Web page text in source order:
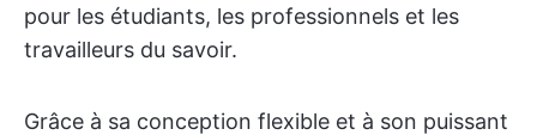
pour les étudiants, les professionnels et les
travailleurs du savoir.
Grâce à sa conception flexible et à son puissant